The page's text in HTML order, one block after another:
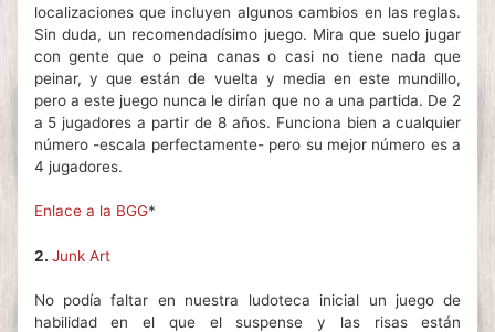
localizaciones que incluyen algunos cambios en las reglas.
Sin duda, un recomendadísimo juego. Mira que suelo jugar
con gente que o peina canas o casi no tiene nada que
peinar, y que están de vuelta y media en este mundillo,
pero a este juego nunca le dirían que no a una partida. De 2
a 5 jugadores a partir de 8 años. Funciona bien a cualquier
número -escala perfectamente- pero su mejor número es a
4 jugadores.
Enlace a la BGG*
2. Junk Art
No podía faltar en nuestra ludoteca inicial un juego de
habilidad en el que el suspense y las risas están